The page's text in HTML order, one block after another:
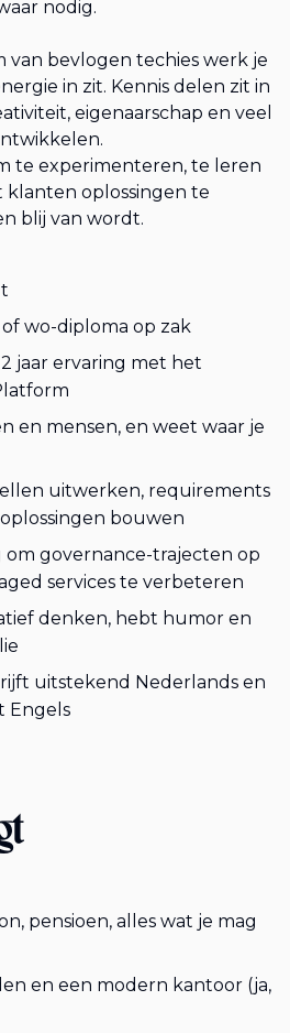
nodig.
van bevlogen techies werk je
in zit. Kennis delen zit in
eigenaarschap en veel
te experimenteren, te leren
klanten oplossingen te
blij van wordt.
wo-diploma op zak
jaar ervaring met het
en mensen, en weet waar je
uitwerken, requirements
bouwen
om governance-trajecten op
services te verbeteren
denken, hebt humor en
uitstekend Nederlands en
Engels
pensioen, alles wat je mag
en een modern kantoor (ja,